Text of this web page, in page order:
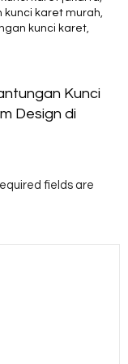
kunci karet murah,
kunci karet,
Kunci
Design di
fields are